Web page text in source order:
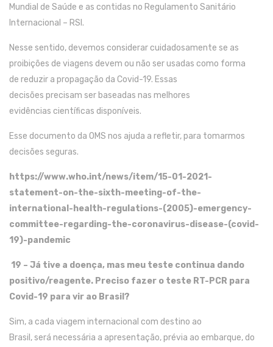
Mundial de Saúde e as contidas no Regulamento Sanitário
Internacional – RSI.
Nesse sentido, devemos considerar cuidadosamente se as
proibições de viagens devem ou não ser usadas como forma
de reduzir a propagação da Covid-19. Essas
decisões precisam ser baseadas nas melhores
evidências científicas disponíveis.
Esse documento da OMS nos ajuda a refletir,para tomarmos
decisões seguras.
https://www.who.int/news/item/15-01-2021-
statement-on-the-sixth-meeting-of-the-
international-health-regulations-(2005)-emergency-
committee-regarding-the-coronavirus-disease-(covid-
19)-pandemic
19 – Já tive a doença, mas meu teste continua dando
positivo/reagente. Preciso fazer o teste RT-PCR para
Covid-19 para vir ao Brasil?
Sim, a cada viagem internacional com destino ao
Brasil ,será necessária a apresentação,prévia ao embarque, do